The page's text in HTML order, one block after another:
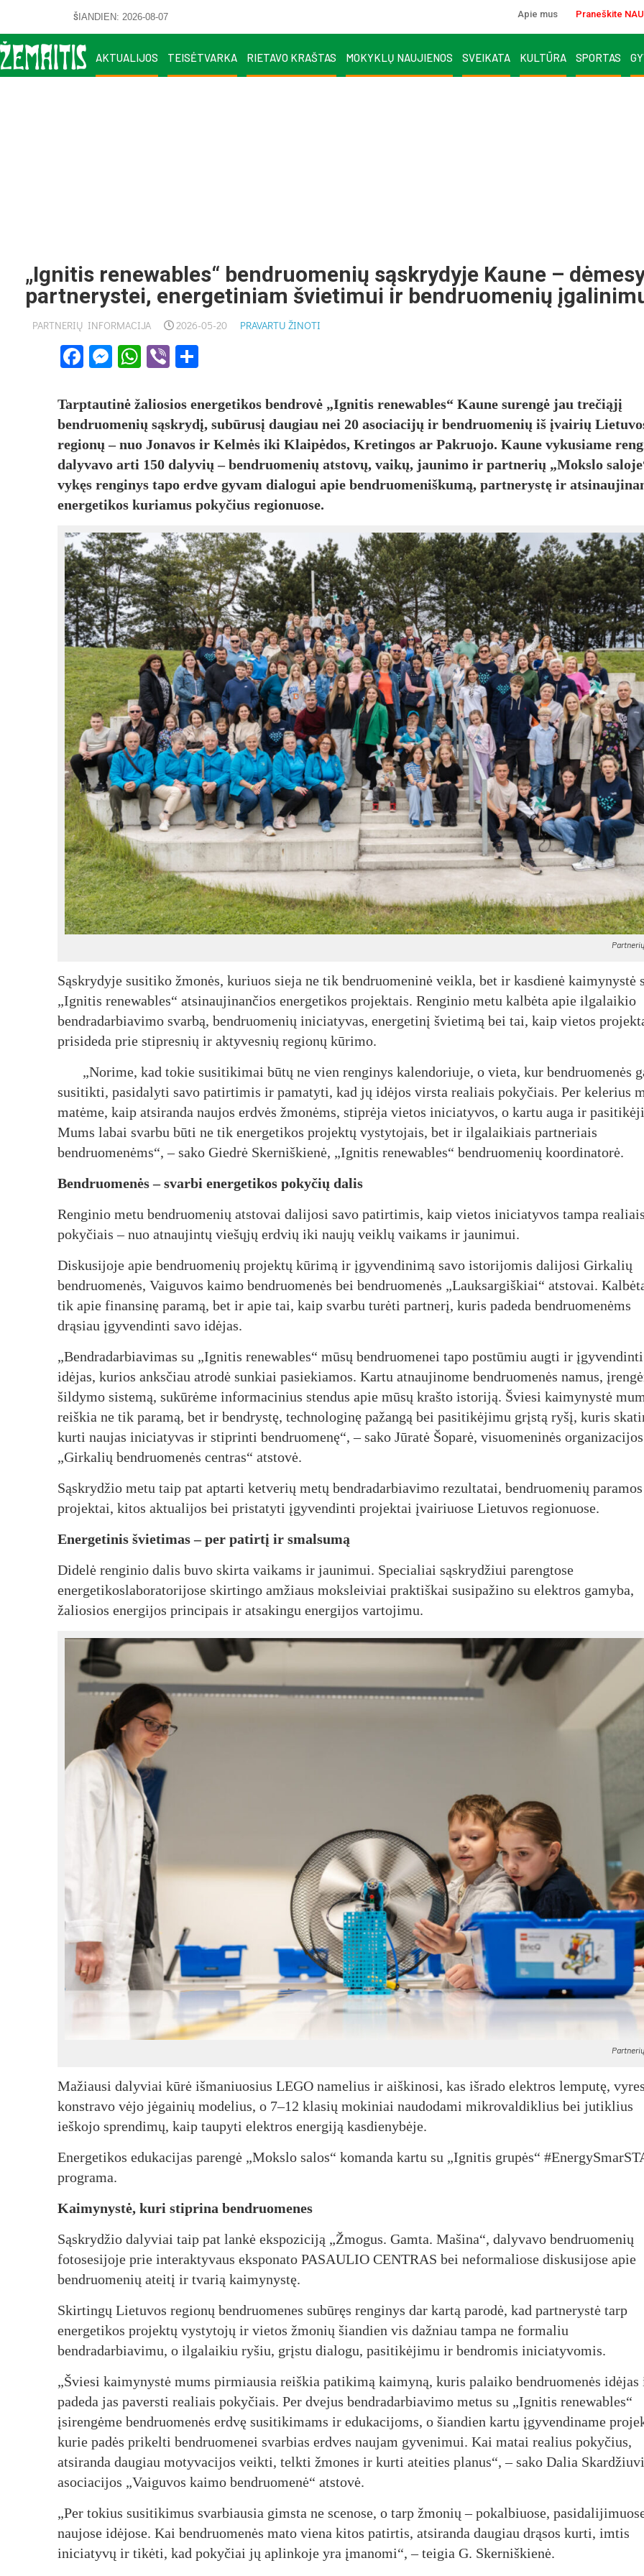
ŠIANDIEN: 2026-08-07 Apie mus Praneškite
AKTUALIJOS TEISĖTVARKA RIETAVO KRAŠTAS MOKYKLŲ NAUJIENOS SVEIKATA KULTŪRA SPORTAS
„Ignitis renewables“ bendruomenių sąskrydyje Kaune –
partnerystei, energetiniam švietimui ir bendruomenių
PARTNERIŲ INFORMACIJA 2026-05-20 PRAVARTU ŽINOTI
Facebook
Messenger
WhatsApp
Viber
Tarptautinė žaliosios energetikos bendrovė „Ignitis renewables“ Kaune surengė jau trečiąjį
bendruomenių sąskrydį, subūrusį daugiau nei 20 asociacijų ir bendruomenių iš įvairių
regionų – nuo Jonavos ir Kelmės iki Klaipėdos, Kretingos ar Pakruojo. Kaune vykusiame
dalyvavo arti 150 dalyvių – bendruomenių atstovų, vaikų, jaunimo ir partnerių „Mokslo
vykęs renginys tapo erdve gyvam dialogui apie bendruomeniškumą, partnerystę ir
energetikos kuriamus pokyčius regionuose.
Sąskrydyje susitiko žmonės, kuriuos sieja ne tik bendruomeninė veikla, bet ir kasdienė kaimynystė
„Ignitis renewables“ atsinaujinančios energetikos projektais. Renginio metu kalbėta apie ilgalaikio
bendradarbiavimo svarbą, bendruomenių iniciatyvas, energetinį švietimą bei tai, kaip vietos
prisideda prie stipresnių ir aktyvesnių regionų kūrimo.
„Norime, kad tokie susitikimai būtų ne vien renginys kalendoriuje, o vieta, kur bendruomenės
susitikti, pasidalyti savo patirtimis ir pamatyti, kad jų idėjos virsta realiais pokyčiais. Per kelerius
matėme, kaip atsiranda naujos erdvės žmonėms, stiprėja vietos iniciatyvos, o kartu auga ir
Mums labai svarbu būti ne tik energetikos projektų vystytojais, bet ir ilgalaikiais partneriais
bendruomenėms“, – sako Giedrė Skerniškienė, „Ignitis renewables“ bendruomenių koordinatorė.
Bendruomenės – svarbi energetikos pokyčių dalis
Renginio metu bendruomenių atstovai dalijosi savo patirtimis, kaip vietos iniciatyvos tampa realiais
pokyčiais – nuo atnaujintų viešųjų erdvių iki naujų veiklų vaikams ir jaunimui.
Diskusijoje apie bendruomenių projektų kūrimą ir įgyvendinimą savo istorijomis dalijosi Girkalių
bendruomenės, Vaiguvos kaimo bendruomenės bei bendruomenės „Lauksargiškiai“ atstovai.
tik apie finansinę paramą, bet ir apie tai, kaip svarbu turėti partnerį, kuris padeda bendruomenėms
drąsiau įgyvendinti savo idėjas.
„Bendradarbiavimas su „Ignitis renewables“ mūsų bendruomenei tapo postūmiu augti ir įgyvendinti
idėjas, kurios anksčiau atrodė sunkiai pasiekiamos. Kartu atnaujinome bendruomenės namus,
šildymo sistemą, sukūrėme informacinius stendus apie mūsų krašto istoriją. Šviesi kaimynystė
reiškia ne tik paramą, bet ir bendrystę, technologinę pažangą bei pasitikėjimu grįstą ryšį, kuris
kurti naujas iniciatyvas ir stiprinti bendruomenę“, – sako Jūratė Šoparė, visuomeninės organizacijos
„Girkalių bendruomenės centras“ atstovė.
Sąskrydžio metu taip pat aptarti ketverių metų bendradarbiavimo rezultatai, bendruomenių paramos
projektai, kitos aktualijos bei pristatyti įgyvendinti projektai įvairiuose Lietuvos regionuose.
Energetinis švietimas – per patirtį ir smalsumą
Didelė renginio dalis buvo skirta vaikams ir jaunimui. Specialiai sąskrydžiui parengtose
energetikoslaboratorijose skirtingo amžiaus moksleiviai praktiškai susipažino su elektros gamyba,
žaliosios energijos principais ir atsakingu energijos vartojimu.
Mažiausi dalyviai kūrė išmaniuosius LEGO namelius ir aiškinosi, kas išrado elektros lemputę,
konstravo vėjo jėgainių modelius, o 7–12 klasių mokiniai naudodami mikrovaldiklius bei jutiklius
ieškojo sprendimų, kaip taupyti elektros energiją kasdienybėje.
Energetikos edukacijas parengė „Mokslo salos“ komanda kartu su „Ignitis grupės“
programa.
Kaimynystė, kuri stiprina bendruomenes
Sąskrydžio dalyviai taip pat lankė ekspoziciją „Žmogus. Gamta. Mašina“, dalyvavo bendruomenių
fotosesijoje prie interaktyvaus eksponato PASAULIO CENTRAS bei neformaliose diskusijose apie
bendruomenių ateitį ir tvarią kaimynystę.
Skirtingų Lietuvos regionų bendruomenes subūręs renginys dar kartą parodė, kad partnerystė tarp
energetikos projektų vystytojų ir vietos žmonių šiandien vis dažniau tampa ne formaliu
bendradarbiavimu, o ilgalaikiu ryšiu, grįstu dialogu, pasitikėjimu ir bendromis iniciatyvomis.
„Šviesi kaimynystė mums pirmiausia reiškia patikimą kaimyną, kuris palaiko bendruomenės idėjas
padeda jas paversti realiais pokyčiais. Per dvejus bendradarbiavimo metus su „Ignitis renewables“
įsirengėme bendruomenės erdvę susitikimams ir edukacijoms, o šiandien kartu įgyvendiname
kurie padės prikelti bendruomenei svarbias erdves naujam gyvenimui. Kai matai realius pokyčius,
atsiranda daugiau motyvacijos veikti, telkti žmones ir kurti ateities planus“, – sako Dalia
asociacijos „Vaiguvos kaimo bendruomenė“ atstovė.
„Per tokius susitikimus svarbiausia gimsta ne scenose, o tarp žmonių – pokalbiuose,
naujose idėjose. Kai bendruomenės mato viena kitos patirtis, atsiranda daugiau drąsos kurti, imtis
iniciatyvų ir tikėti, kad pokyčiai jų aplinkoje yra įmanomi“, – teigia G. Skerniškienė.